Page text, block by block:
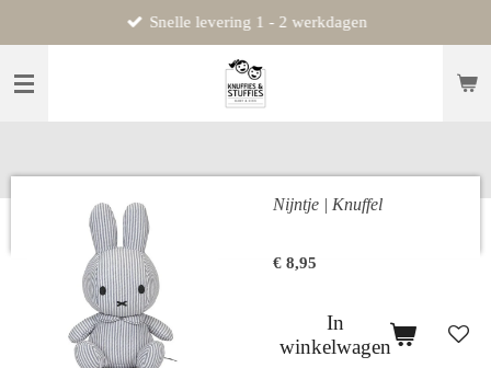
direct
naar
Snelle levering 1 - 2 werkdagen
Nijntje | Knuffel
€ 8,95
In
winkelwagen